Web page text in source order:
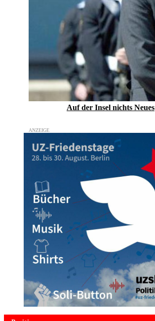
Auf der Insel nichts Neues